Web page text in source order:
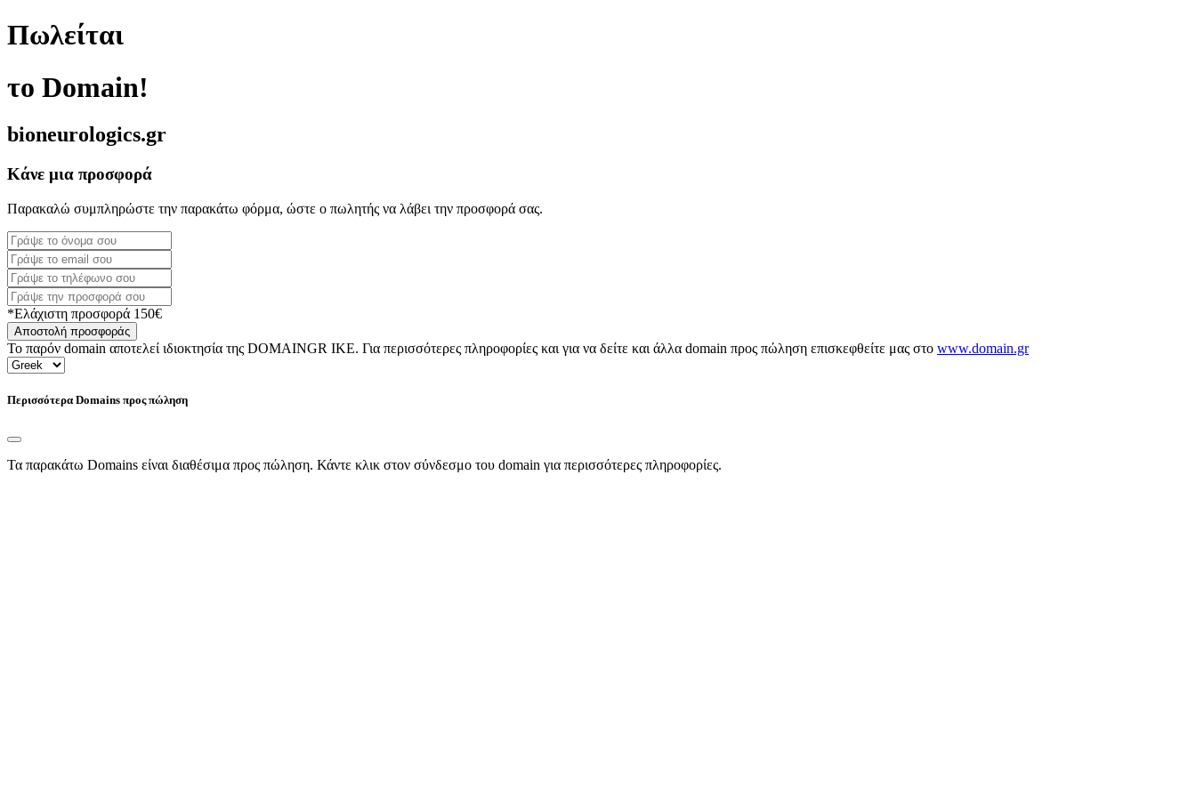
Πωλείται
το Domain!
bioneurologics.gr
Κάνε μια προσφορά
Παρακαλώ συμπληρώστε την παρακάτω φόρμα, ώστε ο πωλητής να λάβει την προσφορά σας.
*Ελάχιστη προσφορά 150€
Αποστολή προσφοράς
Το παρόν domain αποτελεί ιδιοκτησία της DOMAINGR ΙΚΕ. Για περισσότερες πληροφορίες και για να δείτε και άλλα domain προς πώληση επισκεφθείτε μας στο www.domain.gr
Περισσότερα Domains προς πώληση
Τα παρακάτω Domains είναι διαθέσιμα προς πώληση. Κάντε κλικ στον σύνδεσμο του domain για περισσότερες πληροφορίες.